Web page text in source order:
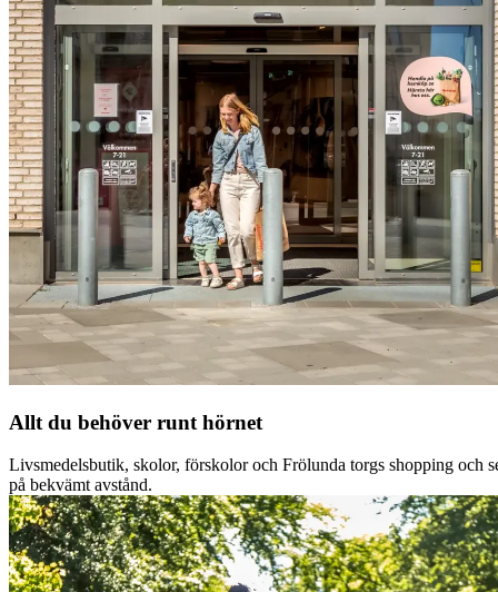
Allt du behöver runt hörnet
Livsmedelsbutik, skolor, förskolor och Frölunda torgs shopping och
på bekvämt avstånd.